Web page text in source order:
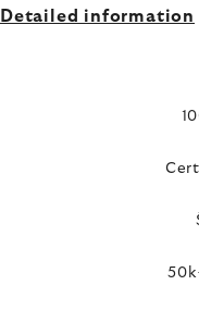
Detailed information